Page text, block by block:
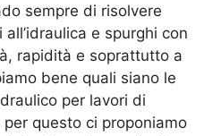
sempre di risolvere
e spurghi con
rapidità e soprattutto a
bene quali siano le
per lavori di
questo ci proponiamo